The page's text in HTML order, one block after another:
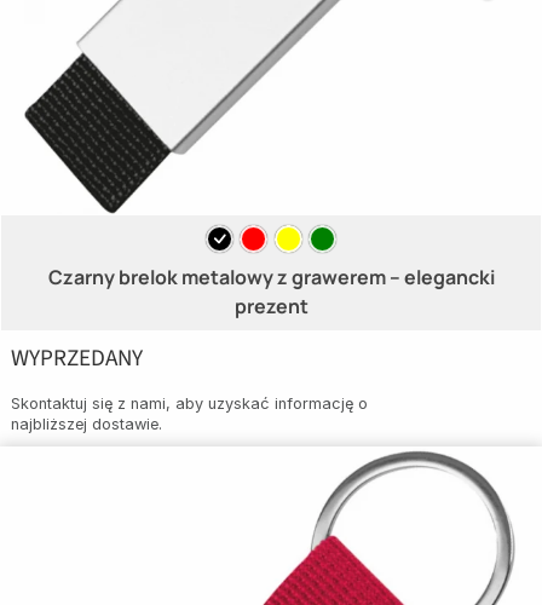
Czarny brelok metalowy z grawerem – elegancki
prezent
WYPRZEDANY
Skontaktuj się z nami, aby uzyskać informację o
najbliższej dostawie.